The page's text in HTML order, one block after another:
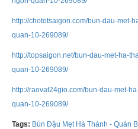
http://chototsaigon.com/bun-dau-met-
quan-10-269089/
http://topsaigon.net/bun-dau-met-ha-
quan-10-269089/
http://raovat24gio.com/bun-dau-met-
quan-10-269089/
Tags: Bún Đậu Mẹt Hà Thành - Quán